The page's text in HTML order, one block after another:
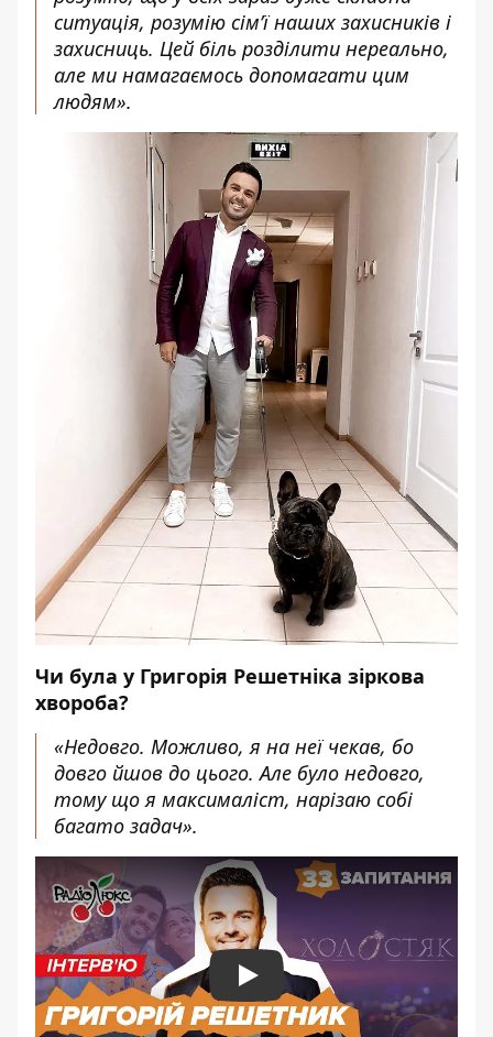
ситуація, розумію сім’ї наших захисників і
захисниць. Цей біль розділити нереально,
але ми намагаємось допомагати цим
людям».
Чи була у Григорія Решетніка зіркова
хвороба?
«Недовго. Можливо, я на неї чекав, бо
довго йшов до цього. Але було недовго,
тому що я максималіст, нарізаю собі
багато задач».
Play